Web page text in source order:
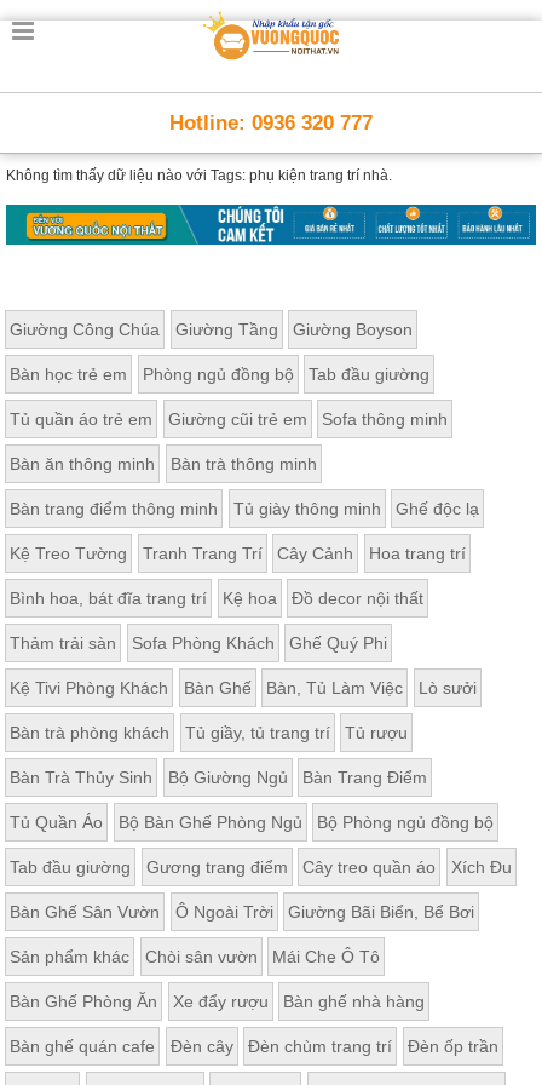
Hotline: 0936 320 777
Không tìm thấy dữ liệu nào với Tags: phụ kiện trang trí nhà.
Giường Công Chúa Giường Tầng Giường Boyson
Bàn học trẻ em Phòng ngủ đồng bộ Tab đầu giường
Tủ quần áo trẻ em Giường cũi trẻ em Sofa thông minh
Bàn ăn thông minh Bàn trà thông minh
Bàn trang điểm thông minh Tủ giày thông minh Ghế độc lạ
Kệ Treo Tường Tranh Trang Trí Cây Cảnh Hoa trang trí
Bình hoa, bát đĩa trang trí Kệ hoa Đồ decor nội thất
Thảm trải sàn Sofa Phòng Khách Ghế Quý Phi
Kệ Tivi Phòng Khách Bàn Ghế Bàn, Tủ Làm Việc Lò sưởi
Bàn trà phòng khách Tủ giầy, tủ trang trí Tủ rượu
Bàn Trà Thủy Sinh Bộ Giường Ngủ Bàn Trang Điểm
Tủ Quần Áo Bộ Bàn Ghế Phòng Ngủ Bộ Phòng ngủ đồng bộ
Tab đầu giường Gương trang điểm Cây treo quần áo Xích Đu
Bàn Ghế Sân Vườn Ô Ngoài Trời Giường Bãi Biển, Bể Bơi
Sản phẩm khác Chòi sân vườn Mái Che Ô Tô
Bàn Ghế Phòng Ăn Xe đẩy rượu Bàn ghế nhà hàng
Bàn ghế quán cafe Đèn cây Đèn chùm trang trí Đèn ốp trần